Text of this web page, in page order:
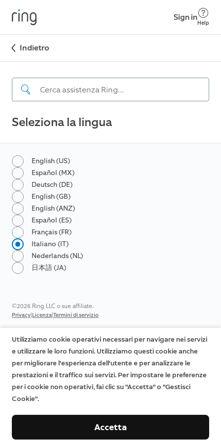
Sign in
Help
Indietro
Seleziona la lingua
English (US)
Español (MX)
Deutsch (DE)
English (GB)
English (ANZ)
Español (ES)
Français (FR)
Italiano (IT)
Nederlands (NL)
日本語 (JA)
©2026 Ring LLC o sue affiliate.
Privacy|Licenza|Termini di servizio
Utilizziamo cookie operativi necessari per navigare nei servizi
e utilizzare le loro funzioni. Utilizziamo questi cookie anche
per migliorare l'esperienza dell'utente e per analizzare le
prestazioni e il traffico sui servizi. Per impostare le preferenze
per i cookie non operativi, fai clic su "Accetta" o "Gestisci
Cookie".
Accetta